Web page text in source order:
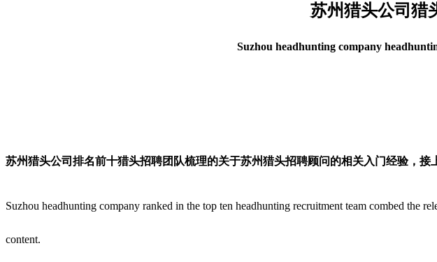
苏州猎头公司猎
Suzhou headhunting company
苏州猎头公司排名前十猎头招聘团队梳理的关于苏州猎头招聘顾问的相关入门经验，接
Suzhou headhunting company ranked in the top ten headhunting recruitment team combed the
content.